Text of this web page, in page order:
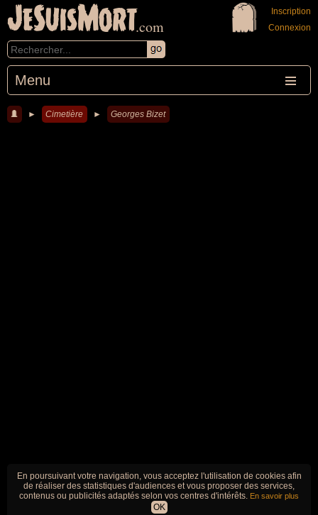
JeSuisMort.com
Menu
Inscription
Connexion
► Cimetière ► Georges Bizet
En poursuivant votre navigation, vous acceptez l'utilisation de cookies afin
de réaliser des statistiques d'audiences et vous proposer des services,
contenus ou publicités adaptés selon vos centres d'intérêts. En savoir plus
OK